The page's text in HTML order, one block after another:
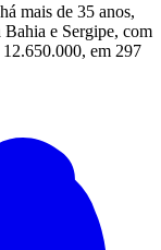
mais de 35 anos,
Bahia e Sergipe, com
em 297